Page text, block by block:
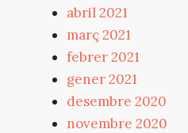
abril 2021
març 2021
febrer 2021
gener 2021
desembre 2020
novembre 2020